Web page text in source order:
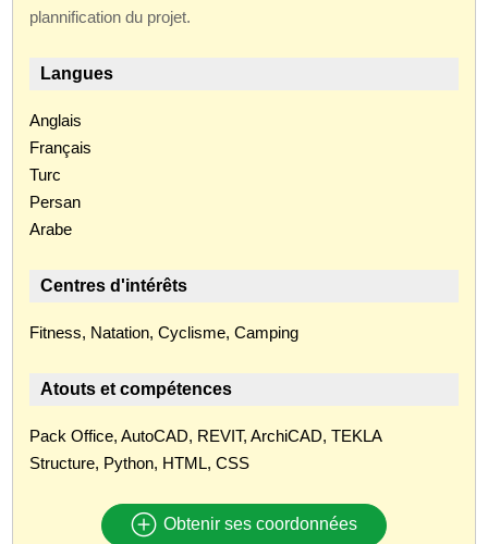
plannification du projet.
Langues
Anglais
Français
Turc
Persan
Arabe
Centres d'intérêts
Fitness, Natation, Cyclisme, Camping
Atouts et compétences
Pack Office, AutoCAD, REVIT, ArchiCAD, TEKLA
Structure, Python, HTML, CSS
Obtenir ses coordonnées